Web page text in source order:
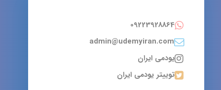
09223928864
admin@udemyiran.com
یودمی ایران
توییتر یودمی ایران